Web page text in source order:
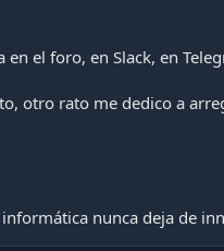
en el foro, en Slack, en
otro rato me dedico a
nunca deja de